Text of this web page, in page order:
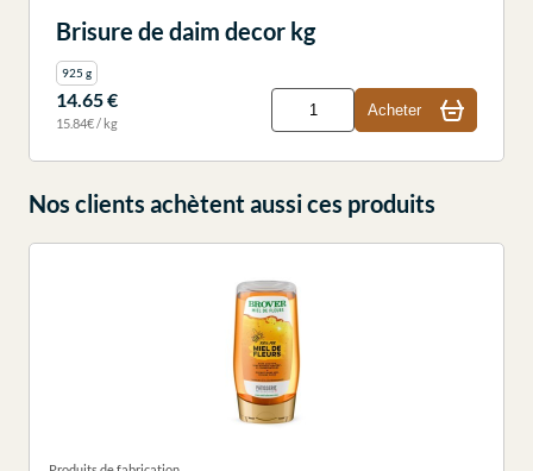
Brisure de daim decor kg
925 g
14.65 €
15.84€ / kg
Acheter
Nos clients achètent aussi ces produits